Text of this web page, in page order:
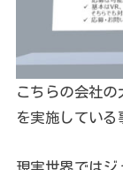
こちらの会社の
を実施している
現実世界ではジ